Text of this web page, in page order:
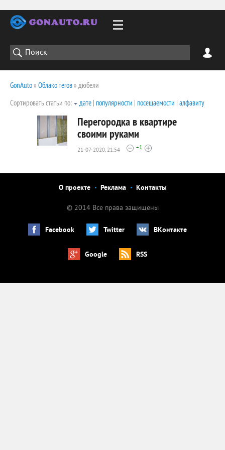
GonAuto» Облако тегов» дюбели
Сортировать статьи по:
дате | популярности | посещаемости | алфавиту
Перегородка в квартире
своими руками
21-07-2020, 21:54 +1
О проекте Реклама Контакты
© 2014 Все права защищены
Facebook Twitter ВКонтакте
Google RSS